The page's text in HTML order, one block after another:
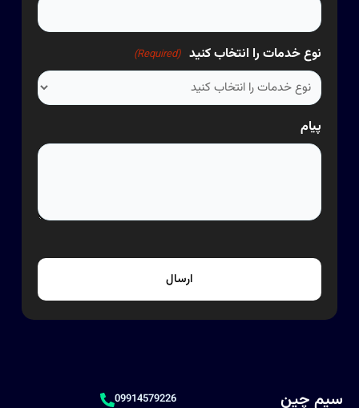
نوع خدمات را انتخاب کنید (Required)
پیام
سیم چین 09914579226